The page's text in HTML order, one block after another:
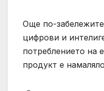
Още по-
цифрови и
потреблението на
продукт е